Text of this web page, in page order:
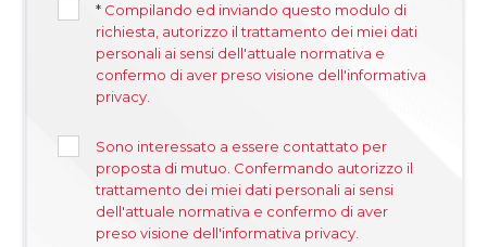
* Compilando ed inviando questo modulo di
richiesta, autorizzo il trattamento dei miei dati
personali ai sensi dell'attuale normativa e
confermo di aver preso visione dell'informativa
privacy.
Sono interessato a essere contattato per
proposta di mutuo. Confermando autorizzo il
trattamento dei miei dati personali ai sensi
dell'attuale normativa e confermo di aver
preso visione dell'informativa privacy.